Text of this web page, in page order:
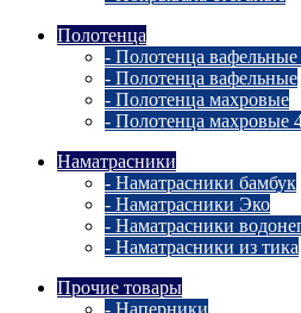
Полотенца
- Полотенца
- Полотенца вафельные
- Полотенца махровые
- Полотенца махровые
Наматрасники
- Наматрасники бамбук
- Наматрасники Эко
- Наматрасники
- Наматрасники из тика
Прочие товары
- Наперники